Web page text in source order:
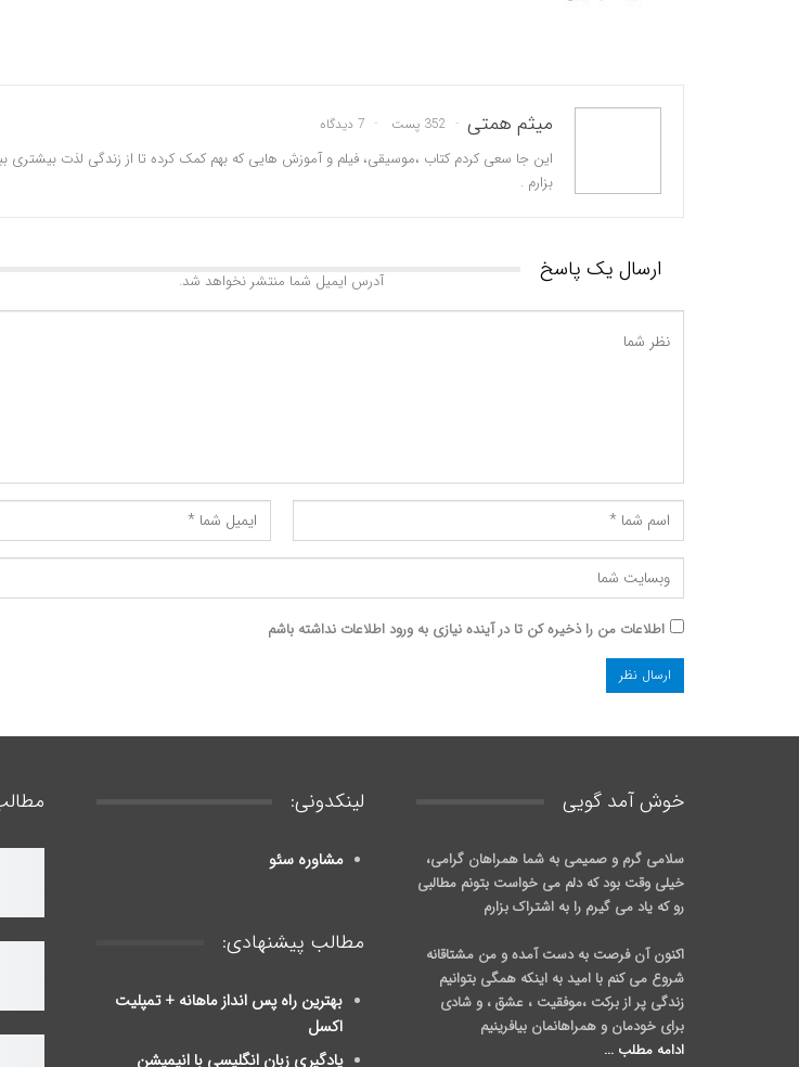
میثم همتی 352 پست 7 دیدگاه
این جا سعی کردم کتاب ،موسیقی، فیلم و آموزش هایی که بهم کمک کرده تا از زندگی لذت بیشتری
بزارم .
ارسال یک پاسخ آدرس ایمیل شما منتشر نخواهد شد.
اطلاعات من را ذخیره کن تا در آینده نیازی به ورود اطلاعات نداشته باشم
خوش آمد گويی
سلامی گرم و صمیمی به شما همراهان گرامی،
خیلی وقت بود که دلم می خواست بتونم مطالبی
رو که یاد می گیرم را به اشتراک بزارم
اکنون آن فرصت به دست آمده و من مشتاقانه
شروع می کنم با امید به اینکه همگی بتوانیم
زندگی پر از برکت ،موفقیت ، عشق ، و شادی
برای خودمان و همراهانمان بیافرینیم
ادامه مطلب ...
لینکدونی:
مشاوره سئو
مطالب پیشنهادی:
بهترین راه پس انداز ماهانه + تمپلیت
اکسل
یادگیری زبان انگلیسی با انیمیشن